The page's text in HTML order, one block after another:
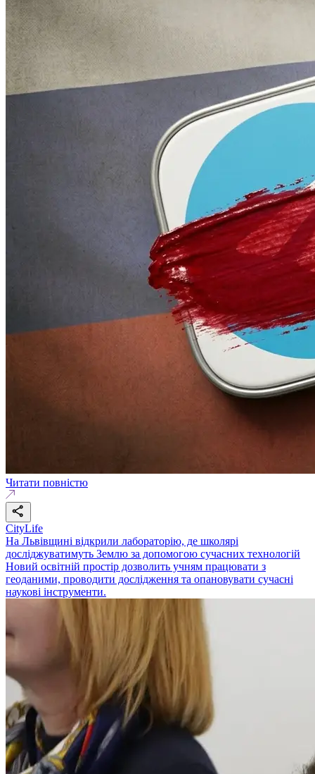
Читати повністю
CityLife
На Львівщині відкрили лабораторію, де школярі
досліджуватимуть Землю за допомогою сучасних технологій
Новий освітній простір дозволить учням працювати з
геоданими, проводити дослідження та опановувати сучасні
наукові інструменти.